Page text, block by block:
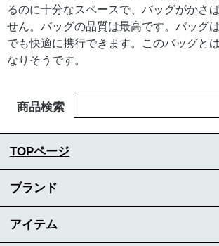
るのに十分なスペースで、バッグがかさ
せん。バッグの品質は最高です。バッグ
でも快適に携行できます。このバッグと
なりそうです。
商品検索
TOPページ
ブランド
アイテム